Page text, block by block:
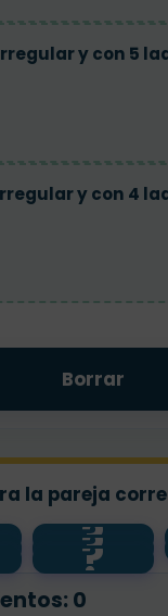
y con 5
y con 4
Borrar
la pareja
?
?
regular
?
0